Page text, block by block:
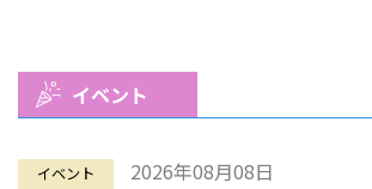
イベント
イベント
2026年08月08日